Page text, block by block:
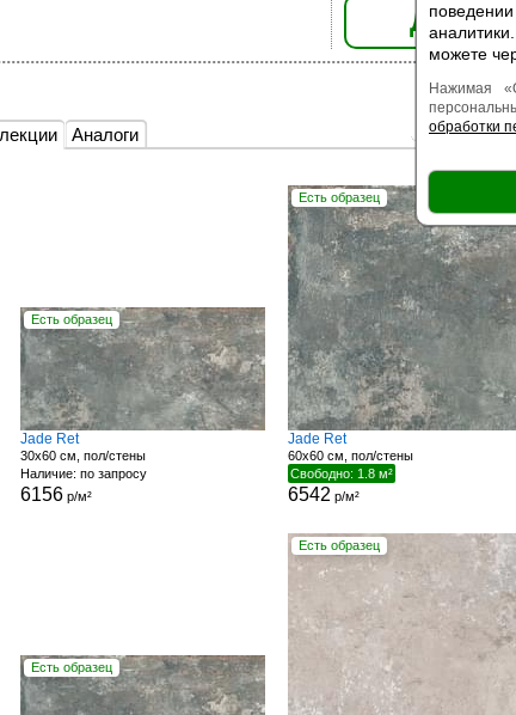
можете
Нажимая
обработки
Аналоги Есть образец
Есть образец
Jade Ret
30x60 см, пол/стены
Наличие: по запросу
6156 р/м²
Есть образец
Jade Ret
60x60 см, пол/стены
Свободно: 1.8 м²
6542 р/м²
Есть образец
Есть образец